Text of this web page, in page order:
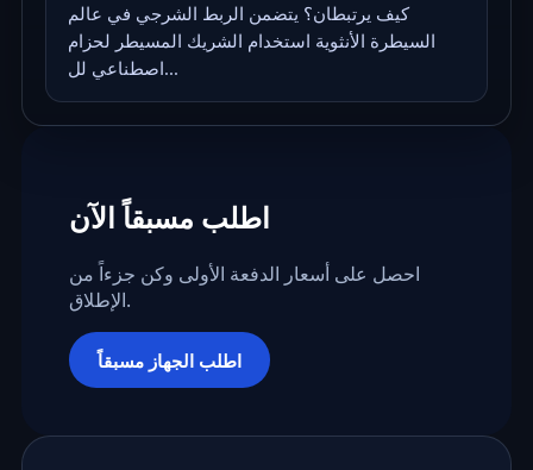
كيف يرتبطان؟ يتضمن الربط الشرجي في عالم
السيطرة الأنثوية استخدام الشريك المسيطر لحزام
اصطناعي لل...
اطلب مسبقاً الآن
احصل على أسعار الدفعة الأولى وكن جزءاً من
الإطلاق.
اطلب الجهاز مسبقاً